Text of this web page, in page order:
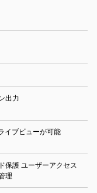
出力
イブビューが可能
保護 ユーザーアクセス
理